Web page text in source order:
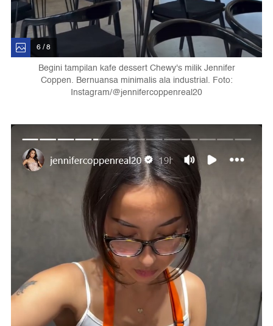
6 / 8
Begini tampilan kafe dessert Chewy's milik Jennifer
Coppen. Bernuansa minimalis ala industrial. Foto:
Instagram/@jennifercoppenreal20